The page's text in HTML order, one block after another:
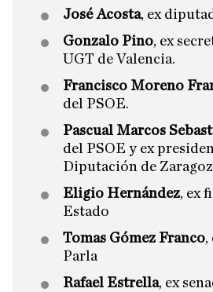
José Acosta, ex
Gonzalo Pino, ex
UGT de Valencia.
Francisco Moreno
del PSOE.
Pascual Marcos
del PSOE y ex
Diputación de
Eligio Hernández, ex
Estado
Tomas Gómez Franco,
Parla
Rafael Estrella, ex